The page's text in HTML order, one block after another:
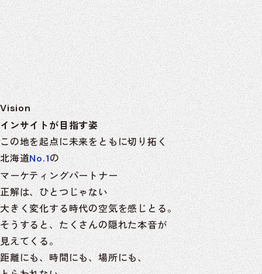
Vision
インサイトが目指す姿
この地を起点に未来をともに切り拓く
北海道No.1の
マーケティングパートナー
正解は、ひとつじゃない
大きく変化する時代の空気を感じとる。
そうすると、たくさんの隠れた本音が
見えてくる。
距離にも、時間にも、場所にも、